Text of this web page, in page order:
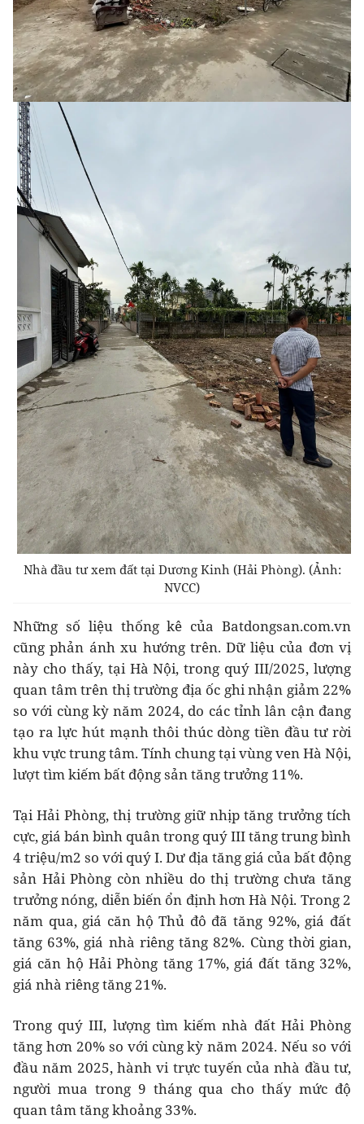
Nhà đầu tư xem đất tại Dương Kinh (Hải Phòng). (Ảnh:
NVCC)
Những số liệu thống kê của Batdongsan.com.vn
cũng phản ánh xu hướng trên. Dữ liệu của đơn vị
này cho thấy, tại Hà Nội, trong quý III/2025, lượng
quan tâm trên thị trường địa ốc ghi nhận giảm 22%
so với cùng kỳ năm 2024, do các tỉnh lân cận đang
tạo ra lực hút mạnh thôi thúc dòng tiền đầu tư rời
khu vực trung tâm. Tính chung tại vùng ven Hà Nội,
lượt tìm kiếm bất động sản tăng trưởng 11%.
Tại Hải Phòng, thị trường giữ nhịp tăng trưởng tích
cực, giá bán bình quân trong quý III tăng trung bình
4 triệu/m2 so với quý I. Dư địa tăng giá của bất động
sản Hải Phòng còn nhiều do thị trường chưa tăng
trưởng nóng, diễn biến ổn định hơn Hà Nội. Trong 2
năm qua, giá căn hộ Thủ đô đã tăng 92%, giá đất
tăng 63%, giá nhà riêng tăng 82%. Cùng thời gian,
giá căn hộ Hải Phòng tăng 17%, giá đất tăng 32%,
giá nhà riêng tăng 21%.
Trong quý III, lượng tìm kiếm nhà đất Hải Phòng
tăng hơn 20% so với cùng kỳ năm 2024. Nếu so với
đầu năm 2025, hành vi trực tuyến của nhà đầu tư,
người mua trong 9 tháng qua cho thấy mức độ
quan tâm tăng khoảng 33%.